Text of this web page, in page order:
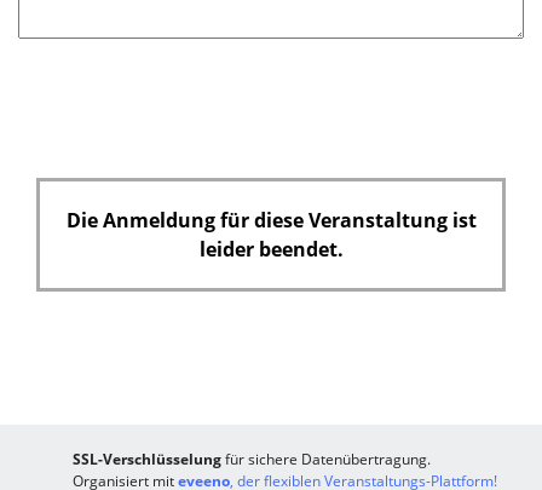
Die Anmeldung für diese Veranstaltung ist
leider beendet.
SSL-Verschlüsselungfür sichere Datenübertragung.
Organisiert miteveeno, der flexiblen Veranstaltungs-Plattform!